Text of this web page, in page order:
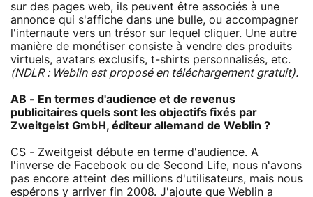
sur des pages web, ils peuvent être associés à une
annonce qui s'affiche dans une bulle, ou accompagner
l'internaute vers un trésor sur lequel cliquer. Une autre
manière de monétiser consiste à vendre des produits
virtuels, avatars exclusifs, t-shirts personnalisés, etc.
(NDLR : Weblin est proposé en téléchargement gratuit).
AB - En termes d'audience et de revenus
publicitaires quels sont les objectifs fixés par
Zweitgeist GmbH, éditeur allemand de Weblin ?
CS - Zweitgeist débute en terme d'audience. A
l'inverse de Facebook ou de Second Life, nous n'avons
pas encore atteint des millions d'utilisateurs, mais nous
espérons y arriver fin 2008. J'ajoute que Weblin a